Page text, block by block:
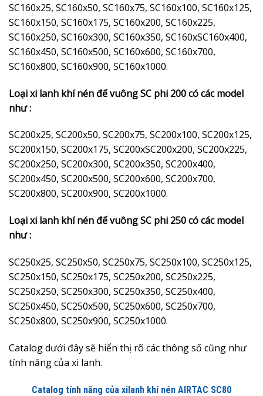
SC160x25, SC160x50, SC160x75, SC160x100, SC160x125,
SC160x150, SC160x175, SC160x200, SC160x225,
SC160x250, SC160x300, SC160x350, SC160xSC160x400,
SC160x450, SC160x500, SC160x600, SC160x700,
SC160x800, SC160x900, SC160x1000.
Loại xi lanh khí nén đế vuông SC phi 200 có các model
như :
SC200x25, SC200x50, SC200x75, SC200x100, SC200x125,
SC200x150, SC200x175, SC200xSC200x200, SC200x225,
SC200x250, SC200x300, SC200x350, SC200x400,
SC200x450, SC200x500, SC200x600, SC200x700,
SC200x800, SC200x900, SC200x1000.
Loại xi lanh khí nén đế vuông SC phi 250 có các model
như :
SC250x25, SC250x50, SC250x75, SC250x100, SC250x125,
SC250x150, SC250x175, SC250x200, SC250x225,
SC250x250, SC250x300, SC250x350, SC250x400,
SC250x450, SC250x500, SC250x600, SC250x700,
SC250x800, SC250x900, SC250x1000.
Catalog dưới đây sẽ hiển thị rõ các thông số cũng như
tính năng của xi lanh.
Catalog tính năng của xilanh khí nén AIRTAC SC80